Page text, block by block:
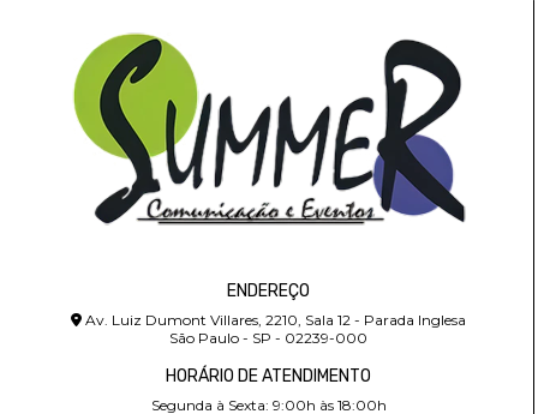
ENDEREÇO
Av. Luiz Dumont Villares, 2210, Sala 12 - Parada Inglesa
São Paulo - SP - 02239-000
HORÁRIO DE ATENDIMENTO
Segunda à Sexta: 9:00h às 18:00h